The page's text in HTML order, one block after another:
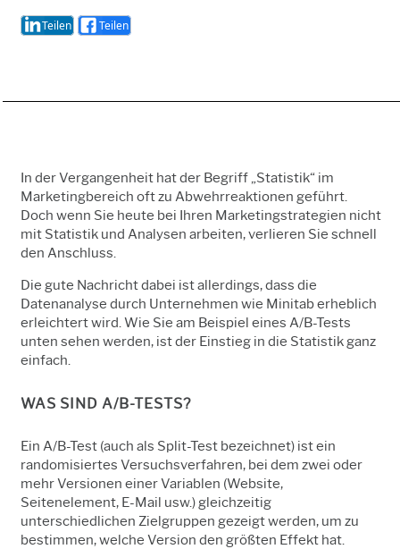
Teilen Teilen
In der Vergangenheit hat der Begriff „Statistik“ im
Marketingbereich oft zu Abwehrreaktionen geführt.
Doch wenn Sie heute bei Ihren Marketingstrategien nicht
mit Statistik und Analysen arbeiten, verlieren Sie schnell
den Anschluss.
Die gute Nachricht dabei ist allerdings, dass die
Datenanalyse durch Unternehmen wie Minitab erheblich
erleichtert wird. Wie Sie am Beispiel eines A/B-Tests
unten sehen werden, ist der Einstieg in die Statistik ganz
einfach.
WAS SIND A/B-TESTS?
Ein A/B-Test (auch als Split-Test bezeichnet) ist ein
randomisiertes Versuchsverfahren, bei dem zwei oder
mehr Versionen einer Variablen (Website,
Seitenelement, E-Mail usw.) gleichzeitig
unterschiedlichen Zielgruppen gezeigt werden, um zu
bestimmen, welche Version den größten Effekt hat.